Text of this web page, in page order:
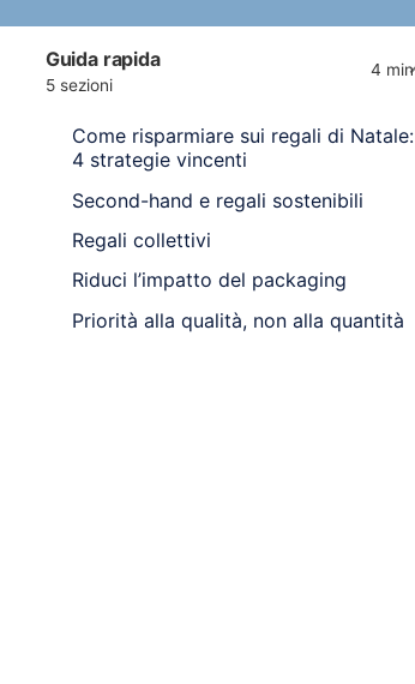
Guida rapida
5 sezioni
4 min
Come risparmiare sui regali di Natale:
4 strategie vincenti
Second-hand e regali sostenibili
Regali collettivi
Riduci l’impatto del packaging
Priorità alla qualità, non alla quantità